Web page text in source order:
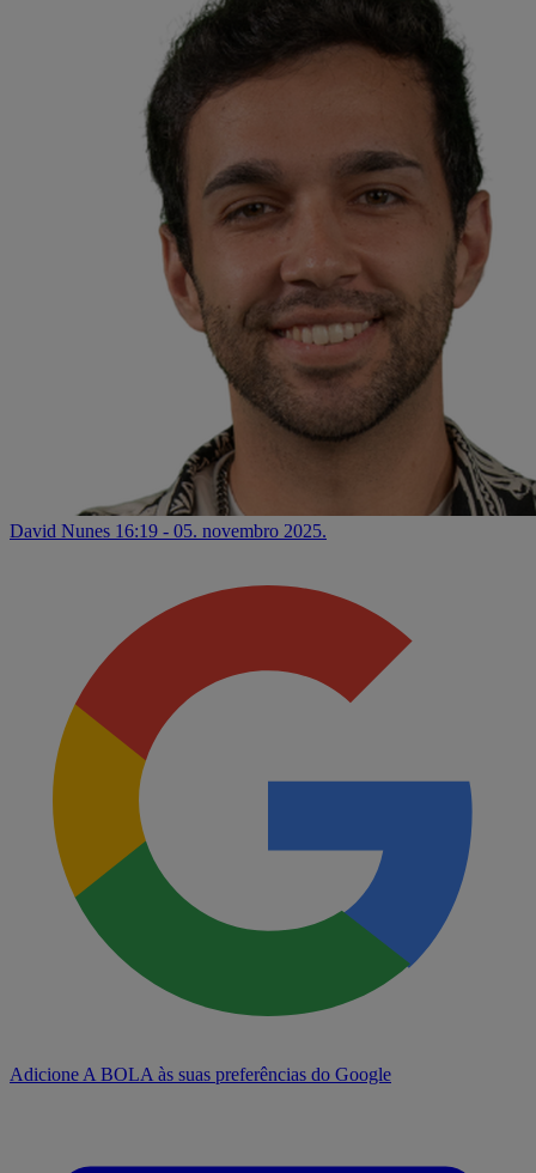
David Nunes 16:19 - 05. novembro 2025.
Adicione A BOLA às suas preferências do Google